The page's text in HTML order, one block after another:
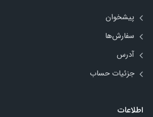
پیشخوان
سفارش‌ها
آدرس
جزئیات حساب
اطلاعات